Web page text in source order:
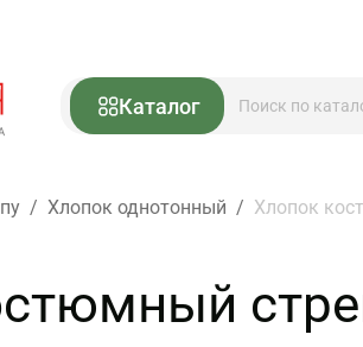
Каталог
/ Хлопок однотонный / Хлопок